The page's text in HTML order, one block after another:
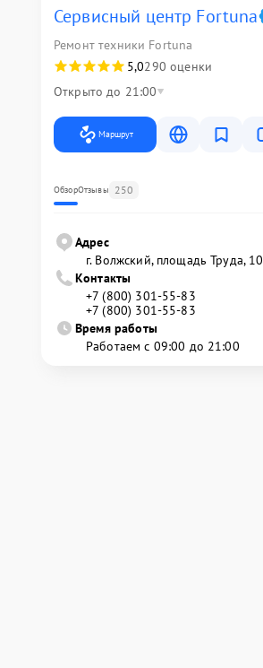
Сервисный центр Fortuna
Ремонт техники Fortuna
5,0290 оценки
Открыто до 21:00
Маршрут
ОбзорОтзывы 250
Адрес
г. Волжский, площадь Труда, 10
Контакты
+7 (800) 301-55-83
+7 (800) 301-55-83
Время работы
Работаем с 09:00 до 21:00